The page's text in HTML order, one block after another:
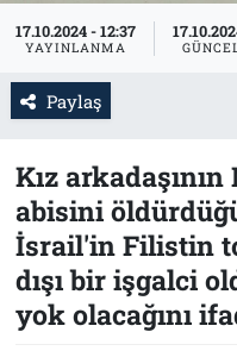
17.10.2024 - 12:37
YAYINLANMA
Paylaş
Kız
abisini
İsrail'in Filistin
dışı bir işgalci
yok olacağını